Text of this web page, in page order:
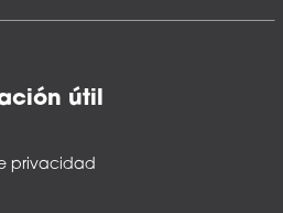
útil
privacidad